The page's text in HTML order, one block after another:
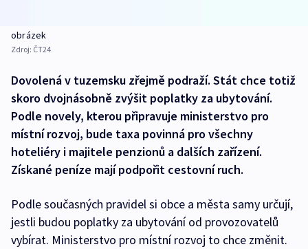
obrázek
Zdroj: ČT24
Dovolená v tuzemsku zřejmě podraží. Stát chce totiž
skoro dvojnásobně zvýšit poplatky za ubytování.
Podle novely, kterou připravuje ministerstvo pro
místní rozvoj, bude taxa povinná pro všechny
hoteliéry i majitele penzionů a dalších zařízení.
Získané peníze mají podpořit cestovní ruch.
Podle současných pravidel si obce a města samy určují,
jestli budou poplatky za ubytování od provozovatelů
vybírat. Ministerstvo pro místní rozvoj to chce změnit.